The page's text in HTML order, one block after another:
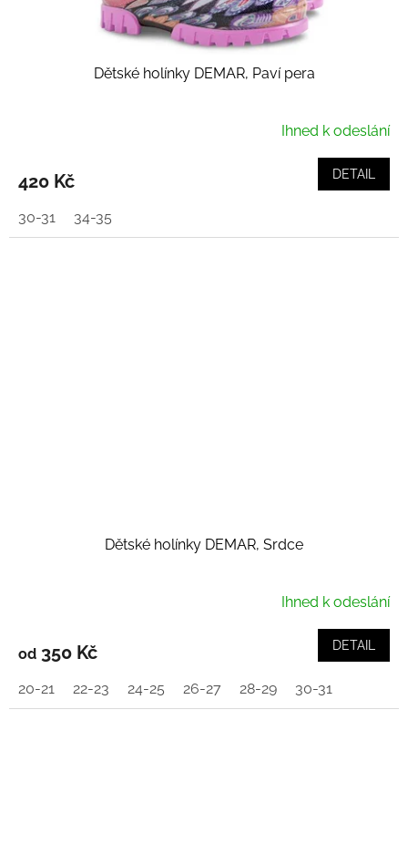
Dětské holínky DEMAR, Paví pera
Ihned k odeslání
420 Kč DETAIL
30-31 34-35
Dětské holínky DEMAR, Srdce
Ihned k odeslání
od 350 Kč DETAIL
20-21 22-23 24-25 26-27 28-29 30-31